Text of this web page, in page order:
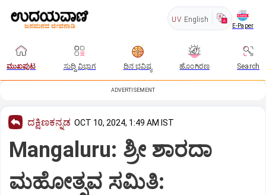
UV English
E-Paper
ಮುಖಪುಟ ಸುದ್ದಿ ವಿಭಾಗ ದಿನ ಭವಿಷ್ಯ ಹೊಂಗಿರಣ Search
ADVERTISEMENT
ದಕ್ಷಿಣಕನ್ನಡ OCT 10, 2024, 1:49 AM IST
Mangaluru: ಶ್ರೀ ಶಾರದಾ
ಮಹೋತ್ಸವ ಸಮಿತಿ: